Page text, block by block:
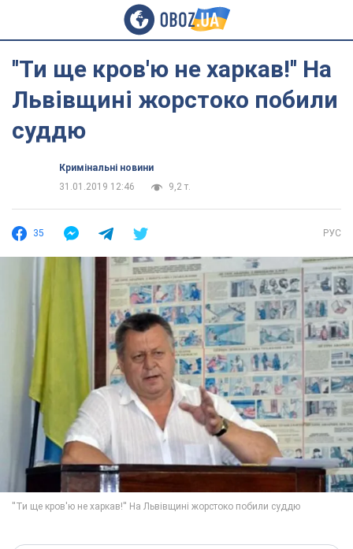
''Ти ще кров'ю не харкав!'' На
Львівщині жорстоко побили
суддю
Кримінальні новини
31.01.2019 12:46
9,2 т.
35 РУС